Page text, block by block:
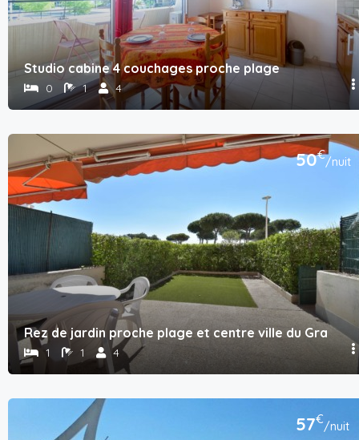
Studio cabine 4 couchages proche plage
0 1 4
Rez de jardin proche plage et centre ville du Grau du
1 1 4
50€/nuit
57€/nuit